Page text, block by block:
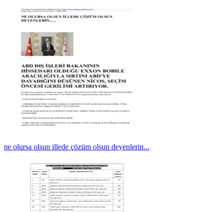
ne olursa olsun illede çözüm olsun deyenlerin...